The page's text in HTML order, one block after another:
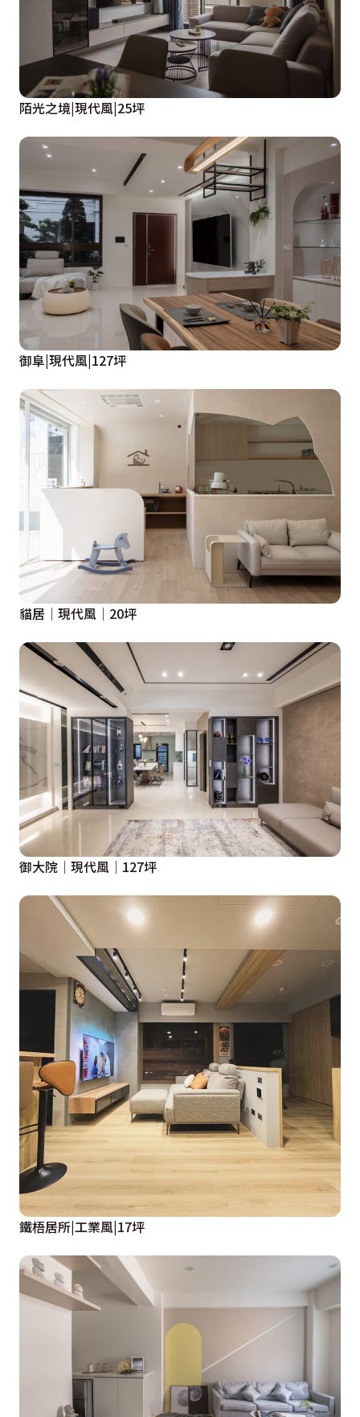
陌光之境|現代風|25坪
御阜|現代風|127坪
貓居│現代風│20坪
御大院│現代風│127坪
鐵梧居所|工業風|17坪